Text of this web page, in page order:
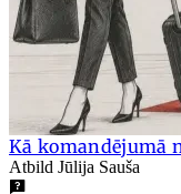
Kā komandējumā
Atbild Jūlija Sauša